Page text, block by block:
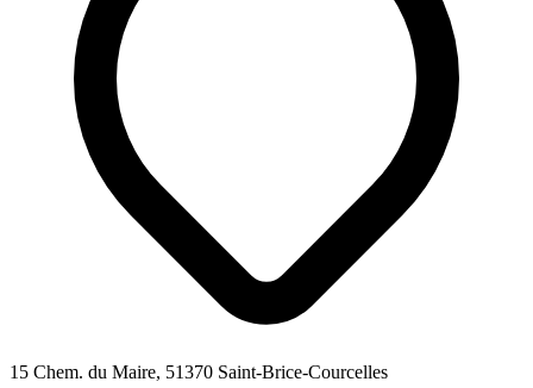
15 Chem. du Maire, 51370 Saint-Brice-Courcelles